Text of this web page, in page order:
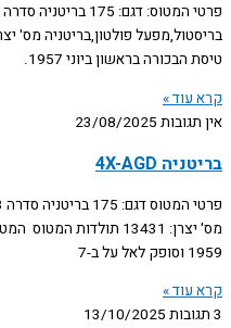
טיסת הבכורה בראשון ביוני 1957.
קרא עוד »
אין תגובות 23/08/2025
בריטניה 4X-AGD
1959 וסופק לאל על ב-7
קרא עוד »
3 תגובות
13/10/2025